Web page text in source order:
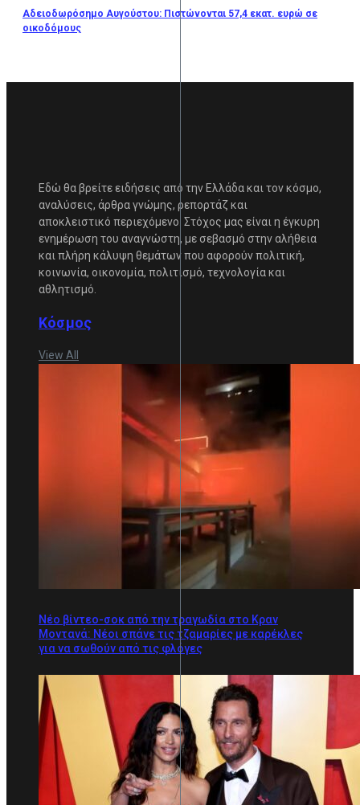
Αδειοδωρόσημο Αυγούστου: Πιστώνονται 57,4 εκατ. ευρώ σε
οικοδόμους
Εδώ θα βρείτε ειδήσεις από την Ελλάδα και τον κόσμο,
αναλύσεις, άρθρα γνώμης, ρεπορτάζ και
αποκλειστικό περιεχόμενο. Στόχος μας είναι η έγκυρη
ενημέρωση του αναγνώστη, με σεβασμό στην αλήθεια
και πλήρη κάλυψη θεμάτων που αφορούν πολιτική,
κοινωνία, οικονομία, πολιτισμό, τεχνολογία και
αθλητισμό.
Κόσμος
View All
Νέο βίντεο-σοκ από την τραγωδία στο Κραν
Μοντανά: Νέοι σπάνε τις τζαμαρίες με καρέκλες
για να σωθούν από τις φλόγες